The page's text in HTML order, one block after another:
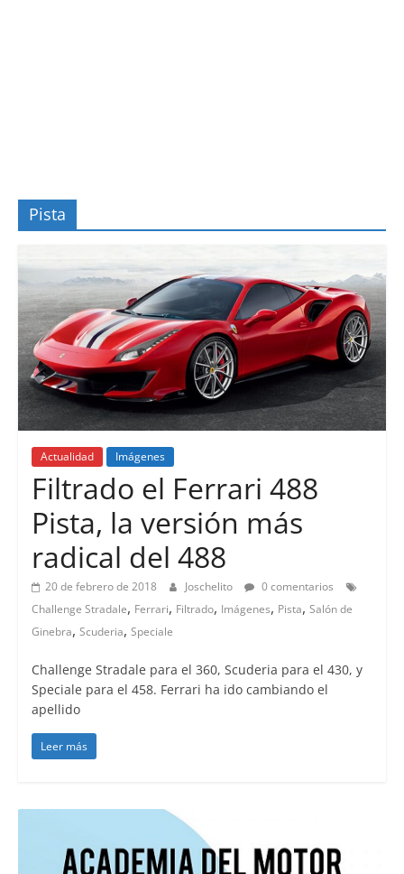
Pista
Actualidad Imágenes
Filtrado el Ferrari 488
Pista, la versión más
radical del 488
20 de febrero de 2018 Joschelito
0 comentarios
Challenge Stradale, Ferrari, Filtrado, Imágenes, Pista, Salón de
Ginebra, Scuderia, Speciale
Challenge Stradale para el 360, Scuderia para el 430, y
Speciale para el 458. Ferrari ha ido cambiando el
apellido
Leer más